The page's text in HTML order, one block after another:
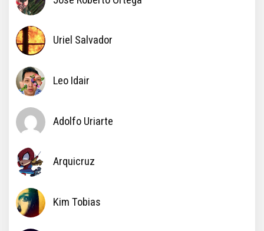
Uriel Salvador
Leo Idair
Adolfo Uriarte
Arquicruz
Kim Tobias